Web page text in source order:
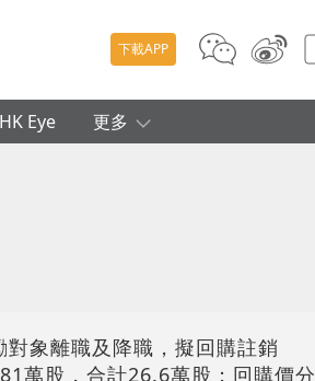
下載APP
HK Eye 更多
象離職及降職，擬回購註銷
萬股，合計26.6萬股；回購價分